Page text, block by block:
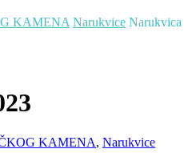
KAMENA Narukvice Narukvica
KAMENA, Narukvice